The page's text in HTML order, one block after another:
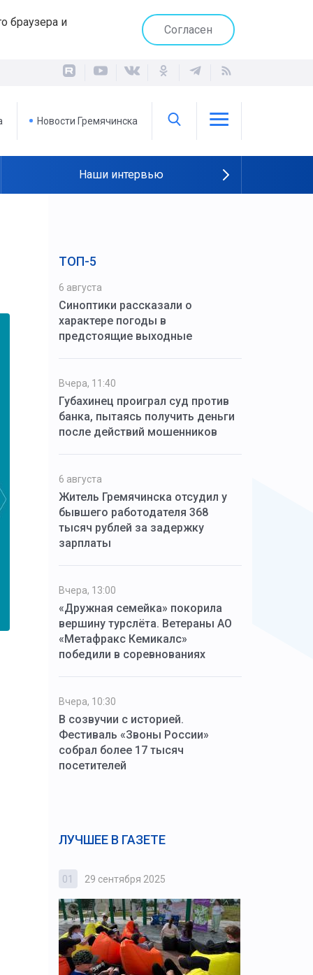
браузера и
Согласен
Новости Гремячинска
Наши интервью
ТОП-5
6 августа
Синоптики рассказали о
характере погоды в
предстоящие выходные
Вчера, 11:40
Губахинец проиграл суд против
банка, пытаясь получить деньги
после действий мошенников
6 августа
Житель Гремячинска отсудил у
бывшего работодателя 368
тысяч рублей за задержку
зарплаты
Вчера, 13:00
«Дружная семейка» покорила
вершину турслёта. Ветераны АО
«Метафракс Кемикалс»
победили в соревнованиях
Вчера, 10:30
В созвучии с историей.
Фестиваль «Звоны России»
собрал более 17 тысяч
посетителей
ЛУЧШЕЕ В ГАЗЕТЕ
01 29 сентября 2025